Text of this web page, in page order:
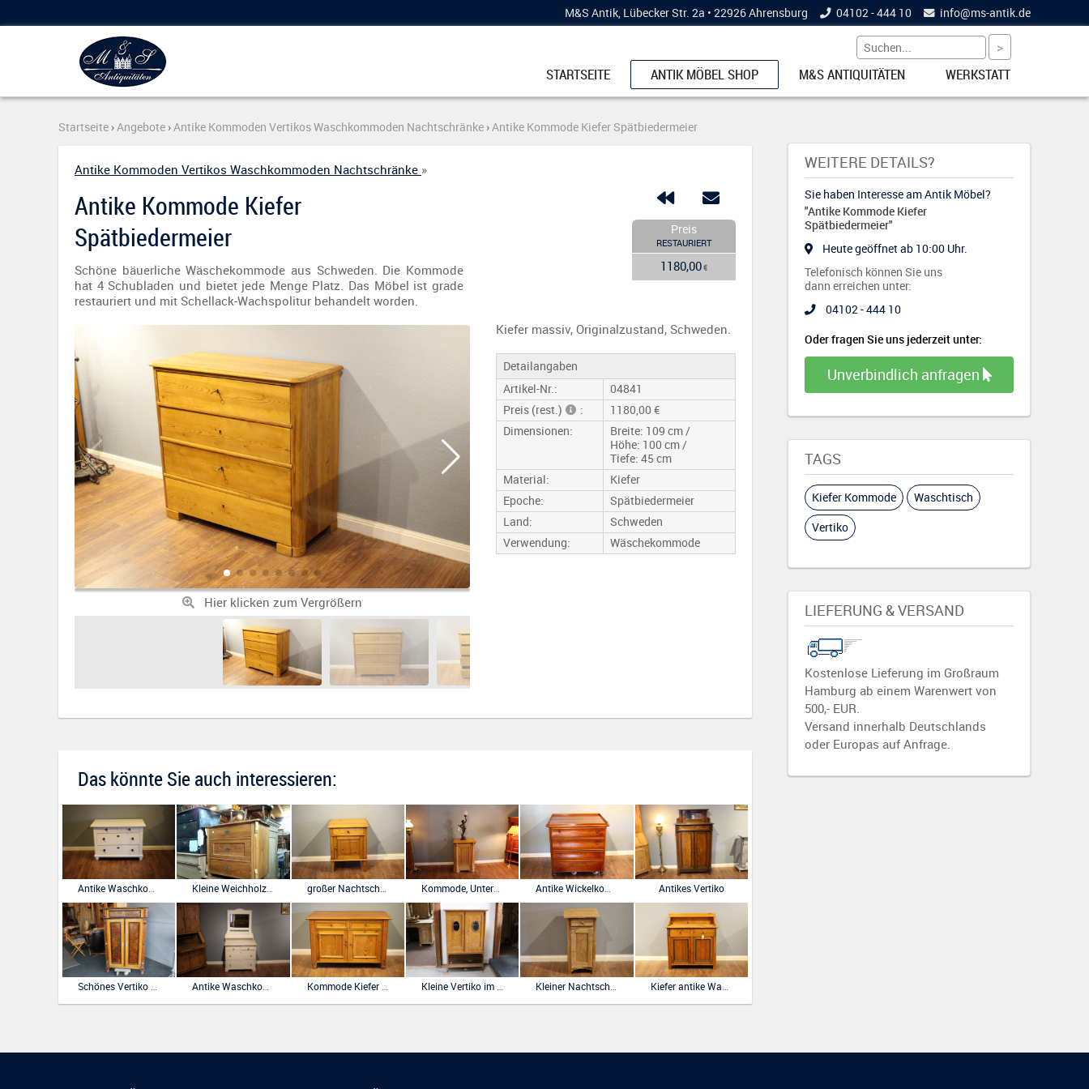
M&S Antik, Lübecker Str. 2a • 22926 Ahrensburg 04102 - 444 10 info@ms-antik.de
STARTSEITE ANTIK MÖBEL SHOP
KOMMODEN
STÜHLE & BÄNKE
VERTIKOS
VITRINEN
M&S ANTIQUITÄTEN WERKSTATT
Startseite ›Angebote ›Antike Kommoden Vertikos Waschkommoden Nachtschränke ›Antike Kommode Kiefer Spätbiedermeier
Antike Kommoden Vertikos Waschkommoden Nachtschränke »
Preis
RESTAURIERT
1180,00€
Antike Kommode Kiefer
Spätbiedermeier
Schöne bäuerliche Wäschekommode aus Schweden. Die Kommode
hat 4 Schubladen und bietet jede Menge Platz. Das Möbel ist grade
restauriert und mit Schellack-Wachspolitur behandelt worden.
Kiefer massiv, Originalzustand, Schweden.
Hier klicken zum Vergrößern
Detailangaben
Artikel-Nr.:
04841
Preis (rest.)
:
1180,00 €
Dimensionen:
Breite: 109 cm /
Höhe: 100 cm /
Tiefe: 45 cm
Material:
Kiefer
Epoche:
Spätbiedermeier
Land:
Schweden
Verwendung:
Wäschekommode
Das könnte Sie auch interessieren:
Kommode, Unterschrank,Lampentisch aus der Gründerzeit Antikes Vertiko
Schönes Vertiko aus der Gründerzeit Antike Waschkommode, Waschtisch Kommode Kiefer natur antik ,zwei Schubladen und zwei Türen Kleine Vertiko im Art Deco-Stil Birke furniert. Kleiner Nachtschrank Kiefer antik Kiefer antike Waschkommode, Waschtisch
WEITERE DETAILS?
Sie haben Interesse am Antik Möbel?
"Antike Kommode Kiefer
Spätbiedermeier"
Heute geöffnet ab 10:00 Uhr.
Telefonisch können Sie uns
dann erreichen unter:
04102 - 444 10
Oder fragen Sie uns jederzeit unter:
Unverbindlich anfragen
TAGS
Kiefer Kommode
Waschtisch
Vertiko
LIEFERUNG & VERSAND
Kostenlose Lieferung im Großraum
Hamburg ab einem Warenwert von
500,- EUR.
Versand innerhalb Deutschlands
oder Europas auf Anfrage.